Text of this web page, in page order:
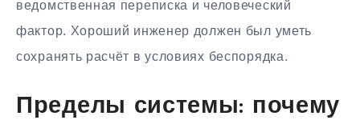
ведомственная переписка и человеческий
фактор. Хороший инженер должен был уметь
сохранять расчёт в условиях беспорядка.
Пределы системы: почему